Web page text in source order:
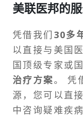
美联医邦的服
凭借我们 30多
以直接与美国
国顶级专家或
治疗方案。 凭
源，您可以直
中咨询疑难疾